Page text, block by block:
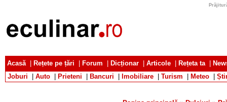
Acasă| Rețete pe țări Forum Dicționar Articole Rețeta ta|
Joburi
Auto Prieteni Bancuri Imobiliare Turism Meteo